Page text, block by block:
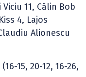
11, Călin Bob
4, Lajos
Alionescu
(16-15, 20-12, 16-26,